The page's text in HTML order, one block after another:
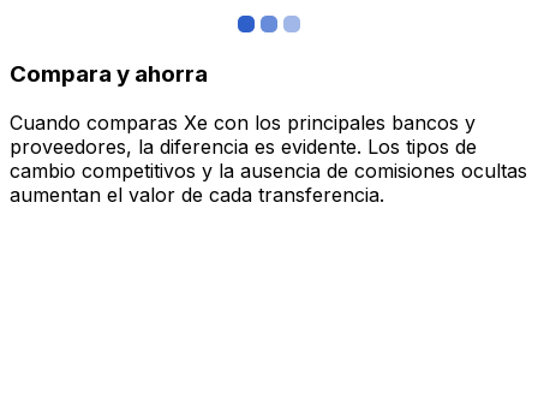
Compara y ahorra
Cuando comparas Xe con los principales bancos y
proveedores, la diferencia es evidente. Los tipos de
cambio competitivos y la ausencia de comisiones ocultas
aumentan el valor de cada transferencia.